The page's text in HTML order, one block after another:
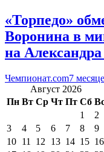
«Торпедо»
Воронина в
на
Чемпионат.com7
Август 2026
Пн Вт Ср Чт Пт Сб
1
2
3
4 5 6 7 8
9
10 11 12 13 14 15 16